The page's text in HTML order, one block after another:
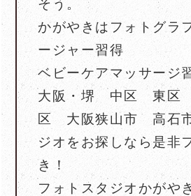
そう。
かがやきはフォトグラ
ージャー習得
ベビーケアマッサージ
大阪・堺 中区 東
区 大阪狭山市 高石
ジオをお探しなら是非
き！
フォトスタジオかがや